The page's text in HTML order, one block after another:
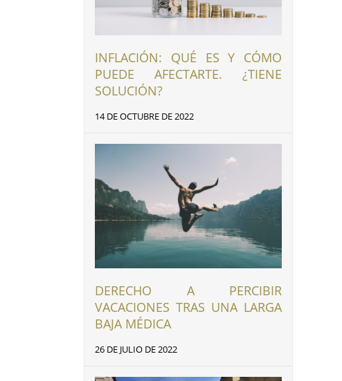
INFLACIÓN: QUÉ ES Y CÓMO
PUEDE AFECTARTE. ¿TIENE
SOLUCIÓN?
14 DE OCTUBRE DE 2022
DERECHO A PERCIBIR
VACACIONES TRAS UNA LARGA
BAJA MÉDICA
26 DE JULIO DE 2022